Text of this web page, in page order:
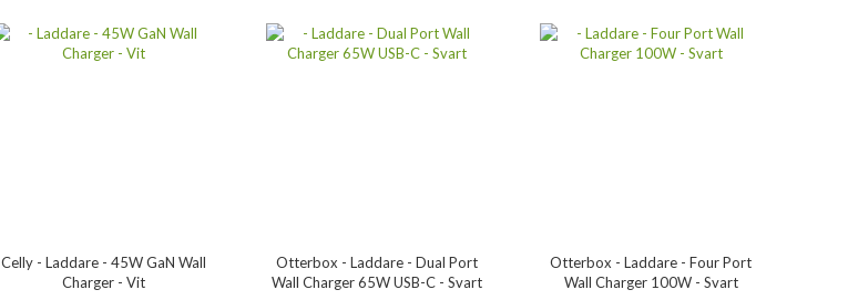
Celly - Laddare - 45W GaN Wall
Charger - Vit
Otterbox - Laddare - Dual Port
Wall Charger 65W USB-C - Svart
Otterbox - Laddare - Four Port
Wall Charger 100W - Svart